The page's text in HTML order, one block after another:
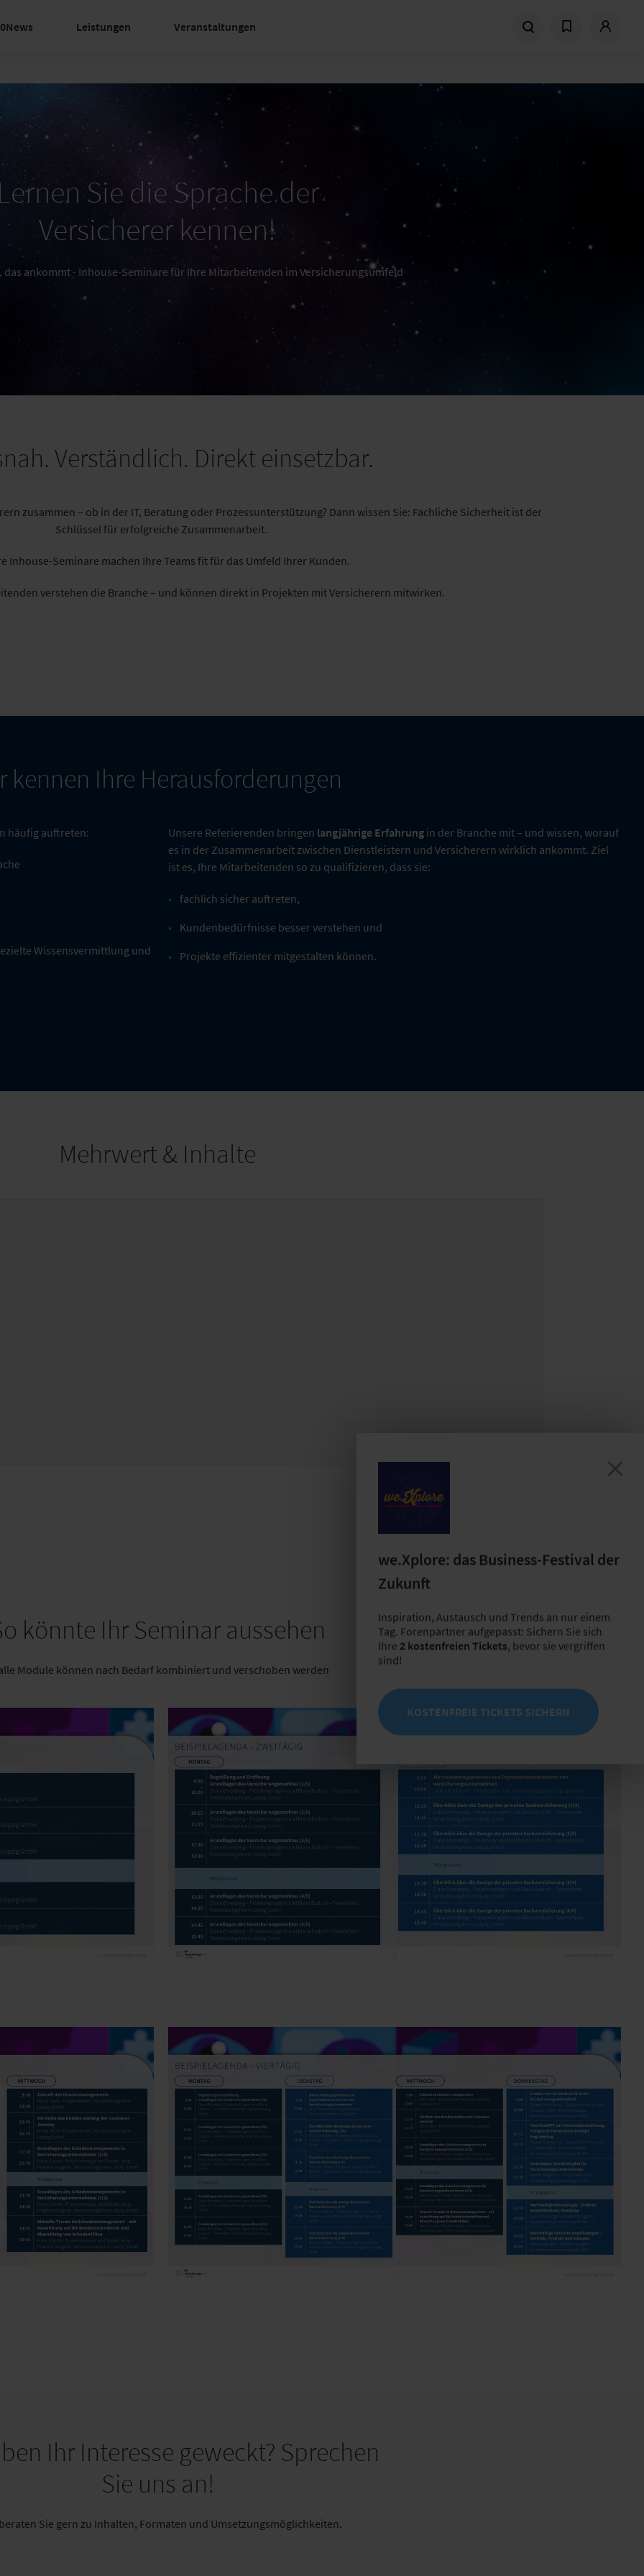
Leistungen Veranstaltungen
Sie die Sprache der
Versicherer kennen!
das ankommt - Inhouse-Seminare für Ihre Mitarbeitenden im Versicherungsumfeld
Verständlich. Direkt einsetzbar.
zusammen – ob in der IT, Beratung oder Prozessunterstützung? Dann wissen Sie: Fachliche Sicherheit ist der
Schlüssel für erfolgreiche Zusammenarbeit.
Inhouse-Seminare machen Ihre Teams fit für das Umfeld Ihrer Kunden.
verstehen die Branche – und können direkt in Projekten mit Versicherern mitwirken.
kennen Ihre Herausforderungen
häufig auftreten:
Wissensvermittlung und
Unsere Referierenden bringen langjährige Erfahrung in der Branche mit – und wissen, worauf
es in der Zusammenarbeit zwischen Dienstleistern und Versicherern wirklich ankommt. Ziel
ist es, Ihre Mitarbeitenden so zu qualifizieren, dass sie:
fachlich sicher auftreten,
Kundenbedürfnisse besser verstehen und
Projekte effizienter mitgestalten können.
Mehrwert & Inhalte
könnte Ihr Seminar aussehen
Module können nach Bedarf kombiniert und verschoben werden
Ihr Interesse geweckt? Sprechen
Sie uns an!
Sie gern zu Inhalten, Formaten und Umsetzungsmöglichkeiten.
we.Xplore: das Business-Festival der
Zukunft
Inspiration, Austausch und Trends an nur einem
Tag. Forenpartner aufgepasst: Sichern Sie sich
Ihre 2 kostenfreien Tickets, bevor sie vergriffen
sind!
KOSTENFREIE TICKETS SICHERN